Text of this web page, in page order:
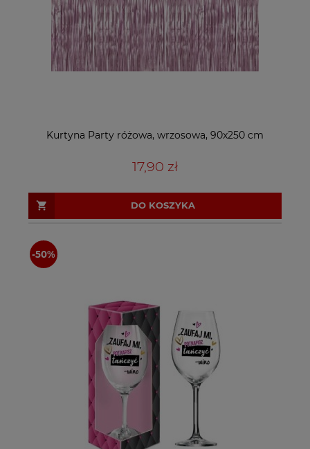
Kurtyna Party różowa, wrzosowa, 90x250 cm
17,90 zł
DO KOSZYKA